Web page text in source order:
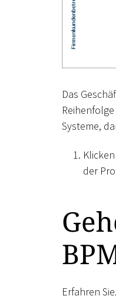
Das
Systeme,
der
Erfahren